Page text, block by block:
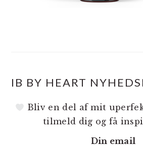
IB BY HEART
Bliv en del af mit
tilmeld dig og få
Din email